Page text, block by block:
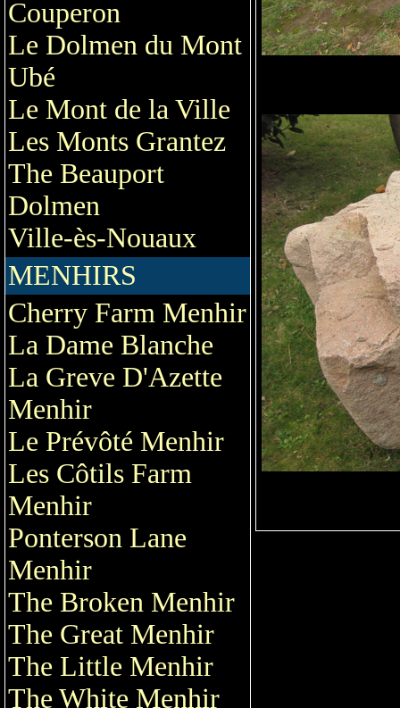
Couperon
Le Dolmen du Mont
Ubé
Le Mont de la Ville
Les Monts Grantez
The Beauport
Dolmen
Ville-ès-Nouaux
MENHIRS
Cherry Farm Menhir
La Dame Blanche
La Greve D'Azette
Menhir
Le Prévôté Menhir
Les Côtils Farm
Menhir
Ponterson Lane
Menhir
The Broken Menhir
The Great Menhir
The Little Menhir
The White Menhir